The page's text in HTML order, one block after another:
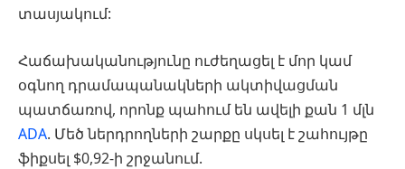
տասյակում:
Հաճախականությունը ուժեղացել է մոր կամ
օգնող դրամապանակների ակտիվացման
պատճառով, որոնք պահում են ավելի քան 1 մլն
ADA. Մեծ ներդրողների շարքը սկսել է շահույթը
ֆիքսել $0,92-ի շրջանում.